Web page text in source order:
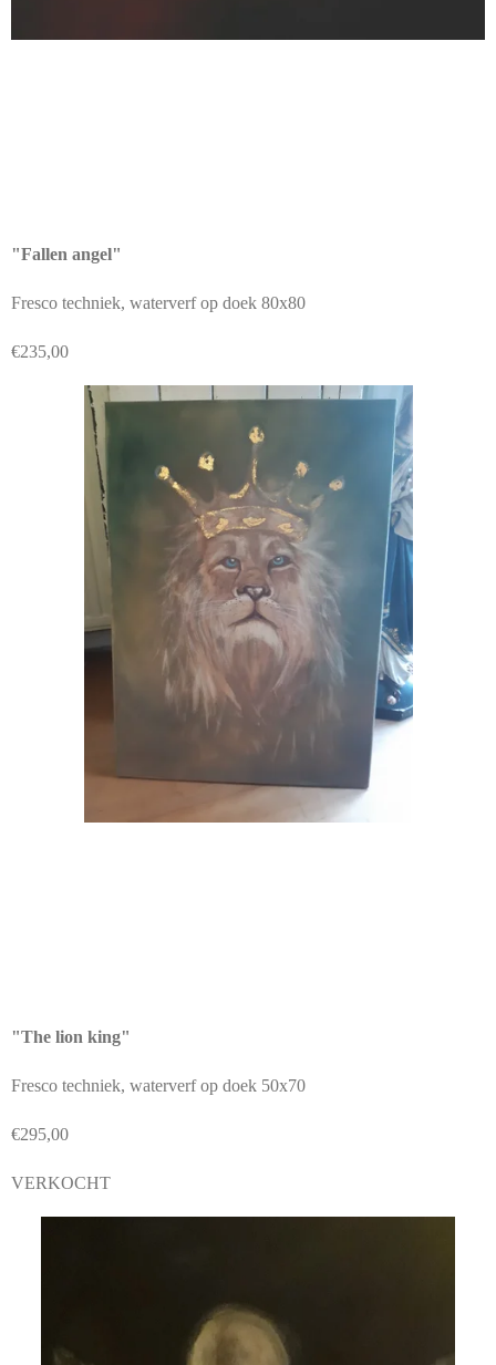
"Fallen angel"
Fresco techniek, waterverf op doek 80x80
€235,00
"The lion king"
Fresco techniek, waterverf op doek 50x70
€295,00
VERKOCHT